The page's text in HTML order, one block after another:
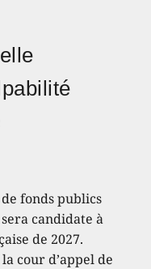
fonds publics
candidate à
de 2027.
cour d’appel de